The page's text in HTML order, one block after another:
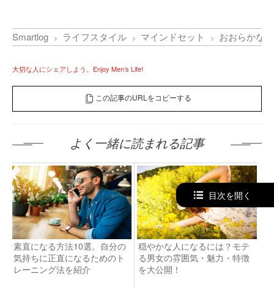
Smartlog ライフスタイル マインドセット おおらかな
大切な人にシェアしよう。Enjoy Men’s Life!
この記事のURLをコピーする
よく一緒に読まれる記事
素直になる方法10選。自分の
気持ちに正直になるためのト
レーニング法を紹介
穏やかな人になるには？モテ
る男女の雰囲気・魅力・特徴
を大公開！
目次を開く